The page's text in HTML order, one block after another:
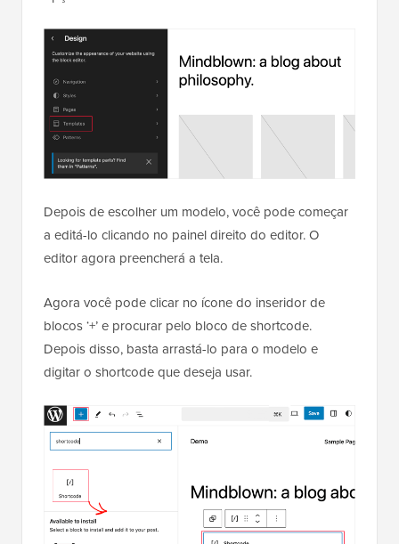
Depois de escolher um modelo, você pode começar
a editá-lo clicando no painel direito do editor. O
editor agora preencherá a tela.
Agora você pode clicar no ícone do inseridor de
blocos ‘+’ e procurar pelo bloco de shortcode.
Depois disso, basta arrastá-lo para o modelo e
digitar o shortcode que deseja usar.